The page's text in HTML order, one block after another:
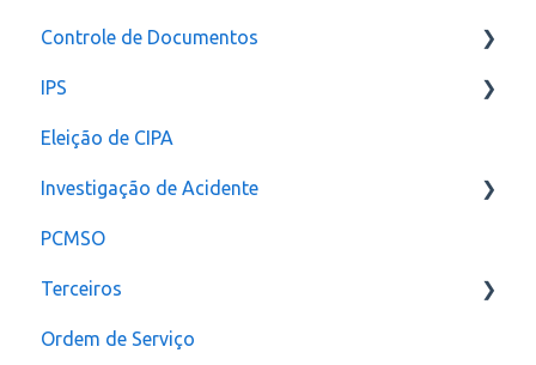
Controle de Documentos
Notificação
IPS
Configurações
Eleição de CIPA
Investigação de Acidente
Configuração
PCMSO
Terceiros
Usuário
Ordem de Serviço